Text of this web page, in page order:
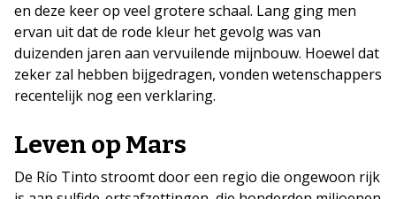
en deze keer op veel grotere schaal. Lang ging men
ervan uit dat de rode kleur het gevolg was van
duizenden jaren aan vervuilende mijnbouw. Hoewel dat
zeker zal hebben bijgedragen, vonden wetenschappers
recentelijk nog een verklaring.
Leven op Mars
De Río Tinto stroomt door een regio die ongewoon rijk